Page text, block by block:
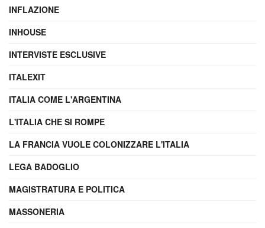
INFLAZIONE
INHOUSE
INTERVISTE ESCLUSIVE
ITALEXIT
ITALIA COME L'ARGENTINA
L'ITALIA CHE SI ROMPE
LA FRANCIA VUOLE COLONIZZARE L'ITALIA
LEGA BADOGLIO
MAGISTRATURA E POLITICA
MASSONERIA